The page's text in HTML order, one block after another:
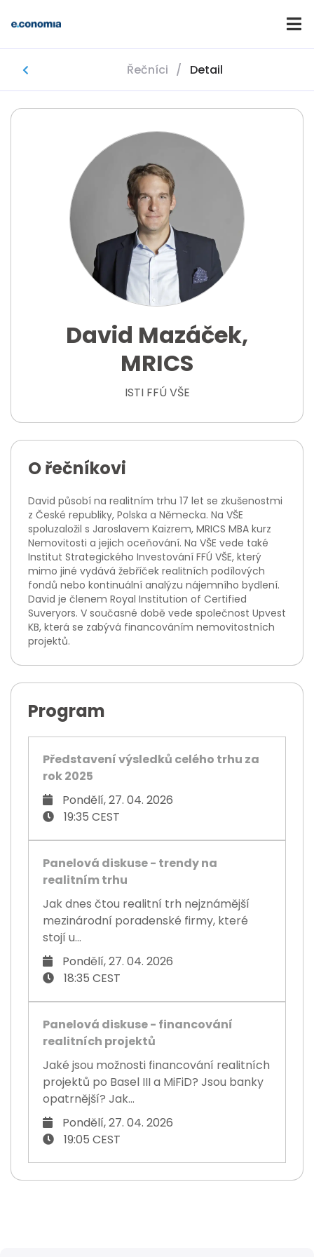
Řečníci / Detail
David Mazáček,
MRICS
ISTI FFÚ VŠE
O řečníkovi
David působí na realitním trhu 17 let se zkušenostmi
z České republiky, Polska a Německa. Na VŠE
spoluzaložil s Jaroslavem Kaizrem, MRICS MBA kurz
Nemovitosti a jejich oceňování. Na VŠE vede také
Institut Strategického Investování FFÚ VŠE, který
mimo jiné vydává žebříček realitních podílových
fondů nebo kontinuální analýzu nájemního bydlení.
David je členem Royal Institution of Certified
Suveryors. V současné době vede společnost Upvest
KB, která se zabývá financováním nemovitostních
projektů.
Program
Představení výsledků celého trhu za
rok 2025
Pondělí, 27. 04. 2026
19:35 CEST
Panelová diskuse - trendy na
realitním trhu
Jak dnes čtou realitní trh nejznámější
mezinárodní poradenské firmy, které
stojí u...
Pondělí, 27. 04. 2026
18:35 CEST
Panelová diskuse - financování
realitních projektů
Jaké jsou možnosti financování realitních
projektů po Basel III a MiFiD? Jsou banky
opatrnější? Jak...
Pondělí, 27. 04. 2026
19:05 CEST